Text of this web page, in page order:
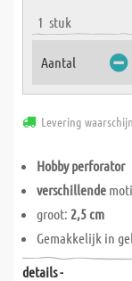
1 stuk
Aantal
Levering
Hobby perforator
verschillende
groot: 2,5 cm
Gemakkelijk in
details -